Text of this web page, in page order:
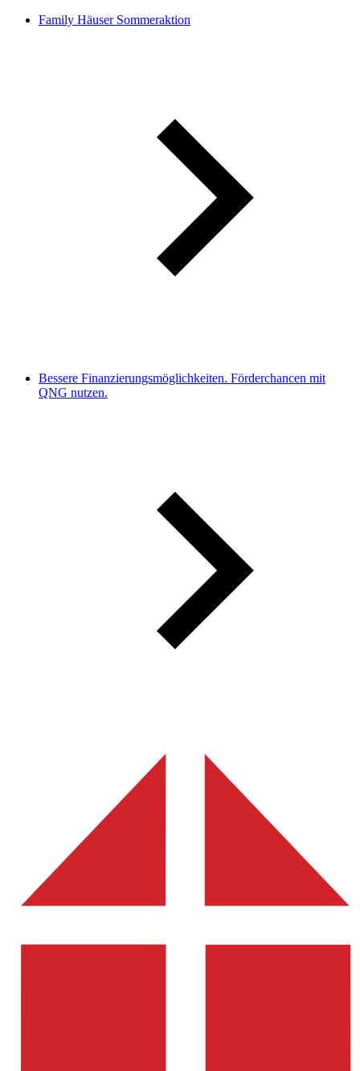
Family Häuser Sommeraktion
Bessere Finanzierungsmöglichkeiten. Förderchancen mit
QNG nutzen.